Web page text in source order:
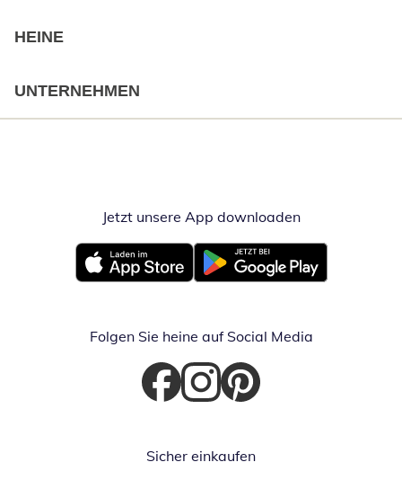
HEINE
UNTERNEHMEN
Jetzt unsere App downloadenÖffnet in
Öffnet in neuem FensterÖffnet in neuem Fenster
Folgen Sie heine auf Social Media
Öffnet in neuem Fenster
Öffnet in neuem Fenster
Öffnet in neuem Fenster
Sicher einkaufen